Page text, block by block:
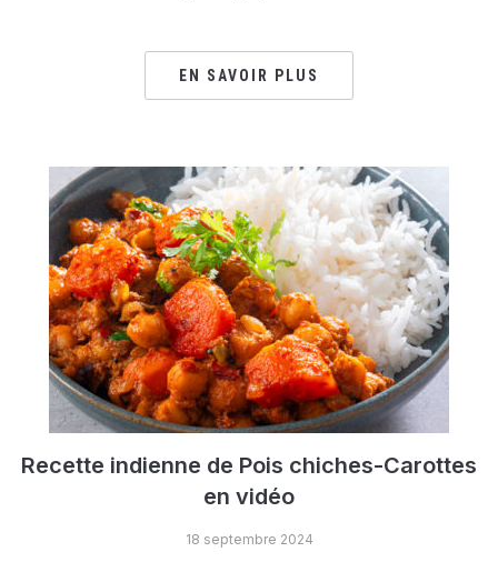
EN SAVOIR PLUS
Recette indienne de Pois chiches-Carottes
en vidéo
18 septembre 2024